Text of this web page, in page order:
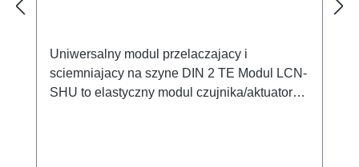
Uniwersalny modul przelaczajacy i
sciemniajacy na szyne DIN 2 TE Modul LCN-
SHU to elastyczny modul czujnika/aktuatora